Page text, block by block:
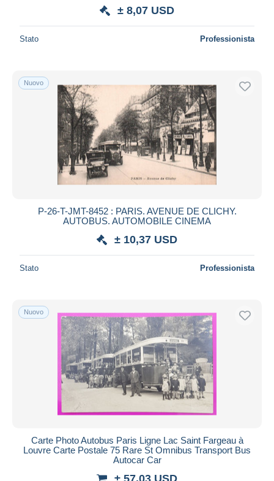
± 8,07 USD
Stato Professionista
Nuovo
P-26-T-JMT-8452 : PARIS. AVENUE DE CLICHY.
AUTOBUS. AUTOMOBILE CINEMA
± 10,37 USD
Stato Professionista
Nuovo
Carte Photo Autobus Paris Ligne Lac Saint Fargeau à
Louvre Carte Postale 75 Rare St Omnibus Transport Bus
Autocar Car
± 57,03 USD